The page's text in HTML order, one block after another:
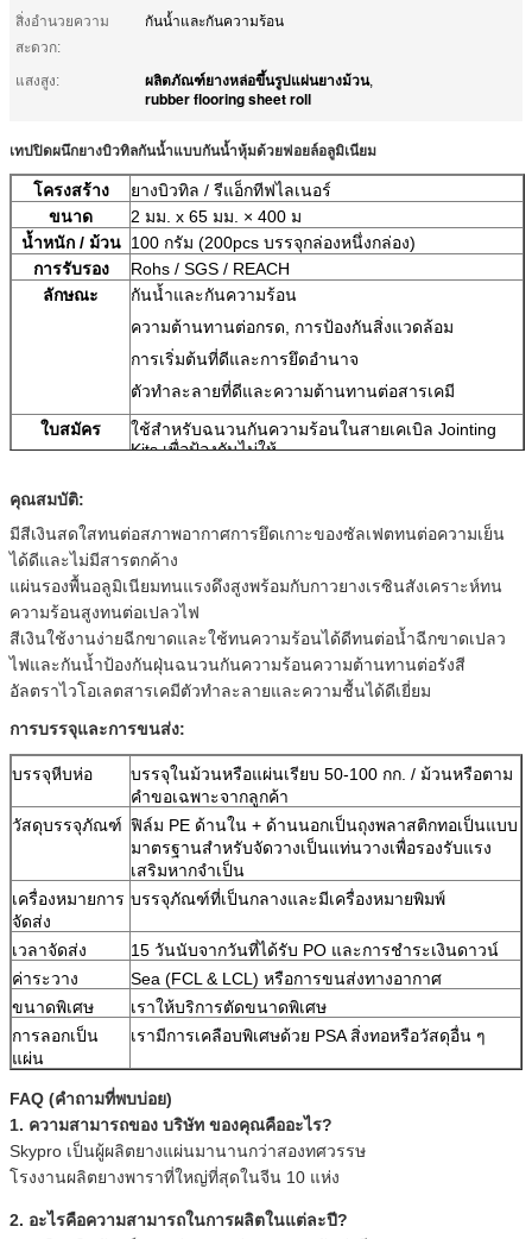
สิ่งอำนวยความ
สะดวก:
กันน้ำและกันความร้อน
แสงสูง: ผลิตภัณฑ์ยางหล่อขึ้นรูปแผ่นยางม้วน,
rubber flooring sheet roll
เทปปิดผนึกยางบิวทิลกันน้ำแบบกันน้ำหุ้มด้วยฟอยล์อลูมิเนียม
โครงสร้าง
ยางบิวทิล / รีแอ็กทีฟไลเนอร์
ขนาด
2 มม. x 65 มม. × 400 ม
น้ำหนัก / ม้วน 100 กรัม (200pcs บรรจุกล่องหนึ่งกล่อง)
การรับรอง
Rohs / SGS / REACH
ลักษณะ
กันน้ำและกันความร้อน
ความต้านทานต่อกรด, การป้องกันสิ่งแวดล้อม
การเริ่มต้นที่ดีและการยึดอำนาจ
ตัวทำละลายที่ดีและความต้านทานต่อสารเคมี
ใบสมัคร
ใช้สำหรับฉนวนกันความร้อนในสายเคเบิล Jointing
Kits เพื่อป้องกันไม่ให้
คุณสมบัติ:
มีสีเงินสดใสทนต่อสภาพอากาศการยึดเกาะของซัลเฟตทนต่อความเย็น
ได้ดีและไม่มีสารตกค้าง
แผ่นรองพื้นอลูมิเนียมทนแรงดึงสูงพร้อมกับกาวยางเรซินสังเคราะห์ทน
ความร้อนสูงทนต่อเปลวไฟ
สีเงินใช้งานง่ายฉีกขาดและใช้ทนความร้อนได้ดีทนต่อน้ำฉีกขาดเปลว
ไฟและกันน้ำป้องกันฝุ่นฉนวนกันความร้อนความต้านทานต่อรังสี
อัลตราไวโอเลตสารเคมีตัวทำละลายและความชื้นได้ดีเยี่ยม
การบรรจุและการขนส่ง:
บรรจุหีบห่อ
บรรจุในม้วนหรือแผ่นเรียบ 50-100 กก. / ม้วนหรือตาม
คำขอเฉพาะจากลูกค้า
วัสดุบรรจุภัณฑ์ ฟิล์ม PE ด้านใน + ด้านนอกเป็นถุงพลาสติกทอเป็นแบบ
มาตรฐานสำหรับจัดวางเป็นแท่นวางเพื่อรองรับแรง
เสริมหากจำเป็น
เครื่องหมายการ
จัดส่ง
บรรจุภัณฑ์ที่เป็นกลางและมีเครื่องหมายพิมพ์
เวลาจัดส่ง
15 วันนับจากวันที่ได้รับ PO และการชำระเงินดาวน์
ค่าระวาง
Sea (FCL & LCL) หรือการขนส่งทางอากาศ
ขนาดพิเศษ
เราให้บริการตัดขนาดพิเศษ
การลอกเป็น
แผ่น
เรามีการเคลือบพิเศษด้วย PSA สิ่งทอหรือวัสดุอื่น ๆ
FAQ (คำถามที่พบบ่อย)
1. ความสามารถของ บริษัท ของคุณคืออะไร?
Skypro เป็นผู้ผลิตยางแผ่นมานานกว่าสองทศวรรษ
โรงงานผลิตยางพาราที่ใหญ่ที่สุดในจีน 10 แห่ง
2. อะไรคือความสามารถในการผลิตในแต่ละปี?